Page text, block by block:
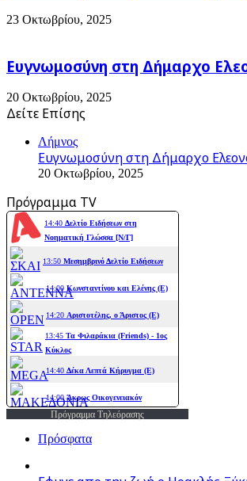
23 Οκτωβρίου, 2025
Ευγνωμοσύνη στη Δήμαρχο
20 Οκτωβρίου, 2025
Δείτε Επίσης
Λήμνος
Ευγνωμοσύνη στη Δήμαρχο
20 Οκτωβρίου, 2025
Πρόγραμμα TV
Πρόγραμμα Τηλεόρασης
Πρόσφατα